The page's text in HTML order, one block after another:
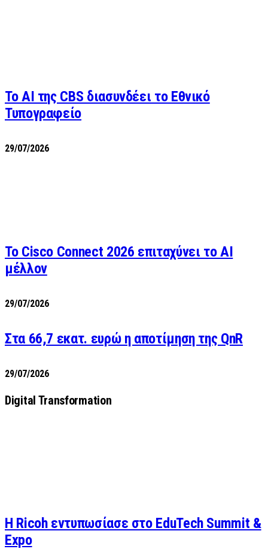
Το AI της CBS διασυνδέει το Εθνικό
Τυπογραφείο
29/07/2026
Το Cisco Connect 2026 επιταχύνει το AI
μέλλον
29/07/2026
Στα 66,7 εκατ. ευρώ η αποτίμηση της QnR
29/07/2026
Digital Transformation
Η Ricoh εντυπωσίασε στο EduTech Summit &
Expo